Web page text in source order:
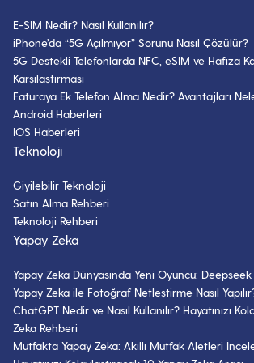
5 Mart 2024- 8 dk okuma
Airfryer’da Karnıyarık Tarifi
6 Mart 2024- 4 dk okuma
Airfryer’da Yumurta Haşlama
Rehberi
3 Mart 2025- 10 dk okuma
Airfryer’da Lezzetli ve Pratik
Pilavı Tarifi
7 Mart 2024- 4 dk okuma
E-SIM Nedir? Nasıl Kullanılır?
iPhone’da “5G Açılmıyor” Sorunu Nasıl Çözülür?
5G Destekli Telefonlarda NFC, eSIM ve Hafıza
Karşılaştırması
Faturaya Ek Telefon Alma Nedir? Avantajları
Android Haberleri
IOS Haberleri
Teknoloji
Giyilebilir Teknoloji
Satın Alma Rehberi
Teknoloji Rehberi
Yapay Zeka
Yapay Zeka Dünyasında Yeni Oyuncu:
Yapay Zeka ile Fotoğraf Netleştirme Nasıl
ChatGPT Nedir ve Nasıl Kullanılır? Hayatınızı
Zeka Rehberi
Mutfakta Yapay Zeka: Akıllı Mutfak Aletleri